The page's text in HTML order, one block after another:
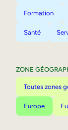
Formation
Santé
ZONE
Toutes zones
Europe